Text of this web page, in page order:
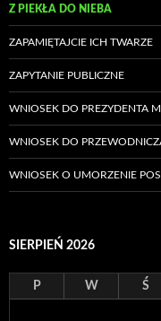
Z PIEKŁA DO NIEBA
ZAPAMIĘTAJCIE ICH TWARZE
ZAPYTANIE PUBLICZNE
WNIOSEK DO PREZYDENTA
WNIOSEK DO
WNIOSEK O UMORZENIE
SIERPIEŃ 2026
P W Ś